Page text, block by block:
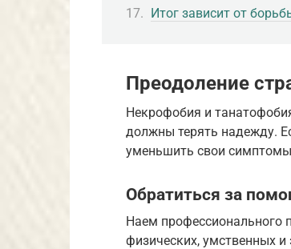
Итог зависит от
Преодоление
Некрофобия и
должны терять надежду.
уменьшить свои симптомы
Обратиться за
Наем профессионального
физических, умственных